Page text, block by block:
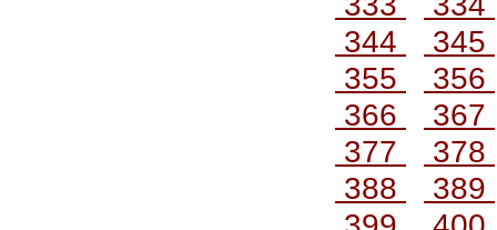
344
345
355
356
366
367
377
378
388
389